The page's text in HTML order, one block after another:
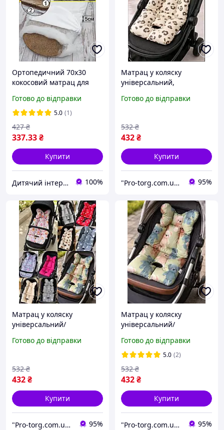
Ортопедичний 70х30
кокосовий матрац для
вкладиш у дитячу коляску
люльку 1794А
Готово до відправки
5.0 (1)
337.33₴
427 ₴
Купити
Дитячий інтернет-магазин "Ромашка.net" 100%
Матрац у коляску
універсальний,
годування
Готово до відправки
432₴
532 ₴
Купити
"Pro-torg.com.ua" - інтернет-магазин дитячих товарів та іграшок 95%
Матрац у коляску
універсальний/
годування
Готово до відправки
432₴
532 ₴
Купити
"Pro-torg.com.ua" - інтернет-магазин дитячих товарів та іграшок 95%
Матрац у коляску
універсальний/
годування
Готово до відправки
5.0 (2)
432₴
532 ₴
Купити
"Pro-torg.com.ua" - інтернет-магазин дитячих товарів та іграшок 95%